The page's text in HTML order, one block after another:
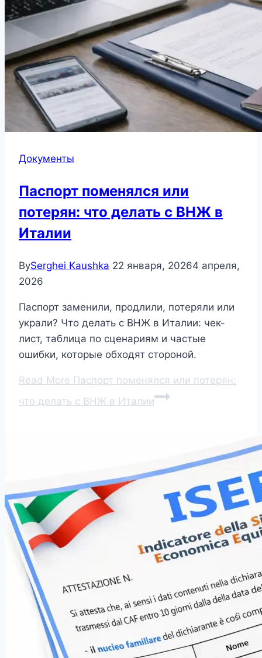
Документы
Паспорт поменялся или
потерян: что делать с ВНЖ в
Италии
BySerghei Kaushka 22 января, 20264 апреля,
2026
Паспорт заменили, продлили, потеряли или
украли? Что делать с ВНЖ в Италии: чек-
лист, таблица по сценариям и частые
ошибки, которые обходят стороной.
Read More Паспорт поменялся или потерян:
что делать с ВНЖ в Италии